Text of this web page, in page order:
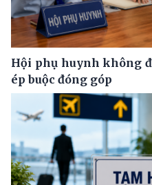
Hội phụ huynh không
ép buộc đóng góp